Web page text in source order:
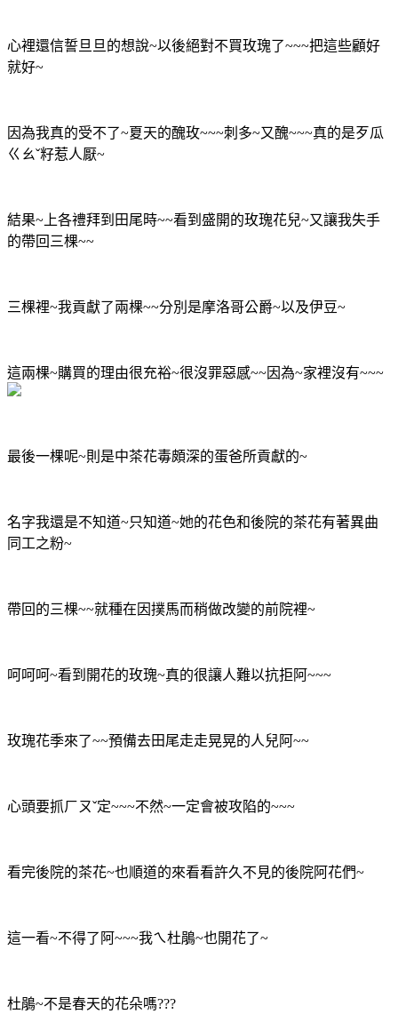
心裡還信誓旦旦的想說~以後絕對不買玫瑰了~~~把這些顧好
就好~
因為我真的受不了~夏天的醜玫~~~刺多~又醜~~~真的是歹瓜
ㄍㄠˇ籽惹人厭~
結果~上各禮拜到田尾時~~看到盛開的玫瑰花兒~又讓我失手
的帶回三棵~~
三棵裡~我貢獻了兩棵~~分別是摩洛哥公爵~以及伊豆~
這兩棵~購買的理由很充裕~很沒罪惡感~~因為~家裡沒有~~~
最後一棵呢~則是中茶花毒頗深的蛋爸所貢獻的~
名字我還是不知道~只知道~她的花色和後院的茶花有著異曲
同工之粉~
帶回的三棵~~就種在因撲馬而稍做改變的前院裡~
呵呵呵~看到開花的玫瑰~真的很讓人難以抗拒阿~~~
玫瑰花季來了~~預備去田尾走走晃晃的人兒阿~~
心頭要抓ㄏㄡˇ定~~~不然~一定會被攻陷的~~~
看完後院的茶花~也順道的來看看許久不見的後院阿花們~
這一看~不得了阿~~~我ㄟ杜鵑~也開花了~
杜鵑~不是春天的花朵嗎???